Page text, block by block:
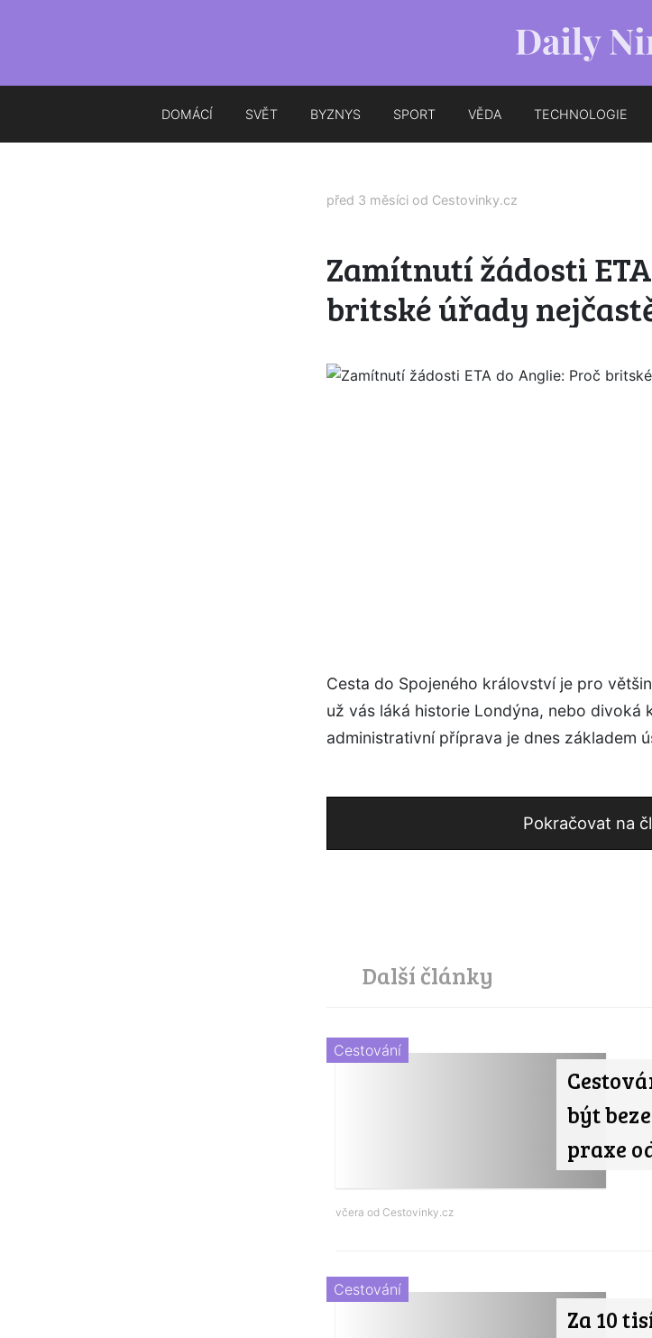
DOMÁCÍ SVĚT BYZNYS SPORT VĚDA TECHNOLOGIE
před 3 měsíci od Cestovinky.cz
Zamítnutí žádosti
britské úřady
Cesta do Spojeného království je pro
už vás láká historie Londýna, nebo divoká
administrativní příprava je dnes základem
Pokračovat na
Další články
být
praxe
Cestování
včera od Cestovinky.cz
Za 10
Cestování